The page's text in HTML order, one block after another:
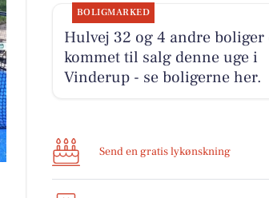
BOLIGMARKED
Hulvej 32 og 4 andre boliger
kommet til salg denne uge i
Vinderup - se boligerne her.
Send en gratis lykønskning